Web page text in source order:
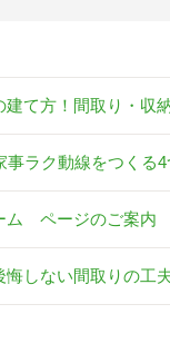
建て方！間取り・
ラク動線をつくる
ム ページのご案内
しない間取りの工